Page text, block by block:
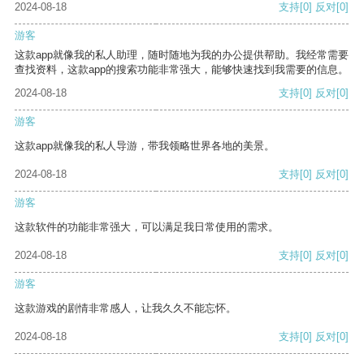
2024-08-18 支持[0] 反对[0]
游客
这款app就像我的私人助理，随时随地为我的办公提供帮助。我经常需要
查找资料，这款app的搜索功能非常强大，能够快速找到我需要的信息。
2024-08-18
支持[0] 反对[0]
游客
这款app就像我的私人导游，带我领略世界各地的美景。
2024-08-18 支持[0] 反对[0]
游客
这款软件的功能非常强大，可以满足我日常使用的需求。
2024-08-18 支持[0] 反对[0]
游客
这款游戏的剧情非常感人，让我久久不能忘怀。
2024-08-18 支持[0] 反对[0]